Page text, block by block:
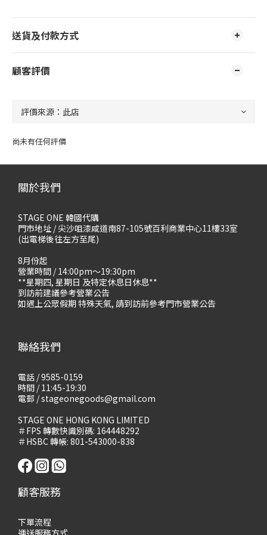
送貨及付款方式
顧客評價
尚未有任何評價
關於我們
STAGE ONE 韓國代購
門市地址 / 尖沙咀漆咸道南87-105號百利商業中心11樓33室
(出電梯後往左方至尾)
8月份起
營業時間 / 14:00pm～19:30pm
**星期四, 星期日 及特定休息日休息**
到訪前建議參考營業公告
如遇上公眾假期 特殊天氣, 請到訪前參考門市營業公告
聯絡我們
電話 / 9585-0159
時間 / 11:45-19:30
電郵 / stageonegoods@gmail.com
STAGE ONE HONG KONG LIMITED
＃FPS 轉數快識別碼: 164448292
＃HSBC 轉帳: 801-543000-838
顧客服務
下單流程